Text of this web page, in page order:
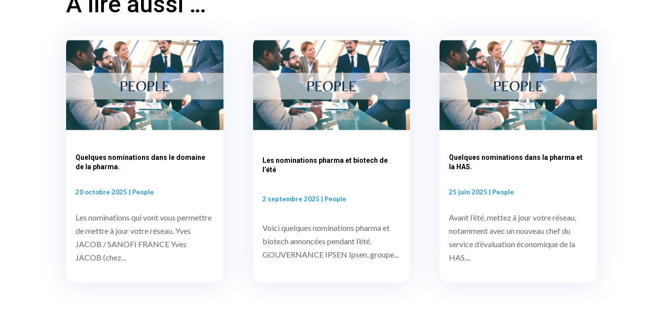
Quelques nominations dans le domaine
de la pharma.
20 octobre 2025 | People
Les nominations qui vont vous permettre
de mettre à jour votre réseau. Yves
JACOB / SANOFI FRANCE Yves
JACOB (chez...
Les nominations pharma et biotech de
l’été
2 septembre 2025 | People
Voici quelques nominations pharma et
biotech annoncées pendant l’été.
GOUVERNANCE IPSEN Ipsen, groupe...
Quelques nominations dans la pharma et
la HAS.
25 juin 2025 | People
Avant l’été, mettez à jour votre réseau,
notamment avec un nouveau chef du
service d’évaluation économique de la
HAS....